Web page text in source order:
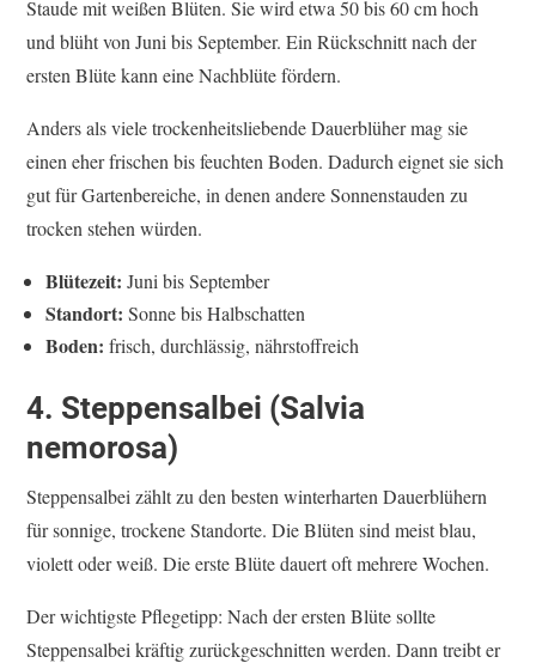
Staude mit weißen Blüten. Sie wird etwa 50 bis 60 cm hoch
und blüht von Juni bis September. Ein Rückschnitt nach der
ersten Blüte kann eine Nachblüte fördern.
Anders als viele trockenheitsliebende Dauerblüher mag sie
einen eher frischen bis feuchten Boden. Dadurch eignet sie sich
gut für Gartenbereiche, in denen andere Sonnenstauden zu
trocken stehen würden.
Blütezeit: Juni bis September
Standort: Sonne bis Halbschatten
Boden: frisch, durchlässig, nährstoffreich
4. Steppensalbei (Salvia
nemorosa)
Steppensalbei zählt zu den besten winterharten Dauerblühern
für sonnige, trockene Standorte. Die Blüten sind meist blau,
violett oder weiß. Die erste Blüte dauert oft mehrere Wochen.
Der wichtigste Pflegetipp: Nach der ersten Blüte sollte
Steppensalbei kräftig zurückgeschnitten werden. Dann treibt er